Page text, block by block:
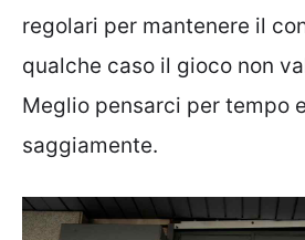
regolari per mantenere il
qualche caso il gioco non
Meglio pensarci per tempo
saggiamente.